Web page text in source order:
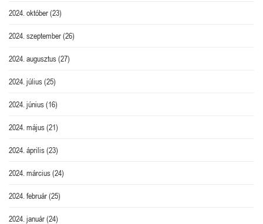
2024. október(23)
2024. szeptember(26)
2024. augusztus(27)
2024. július(25)
2024. június(16)
2024. május(21)
2024. április(23)
2024. március(24)
2024. február(25)
2024. január(24)